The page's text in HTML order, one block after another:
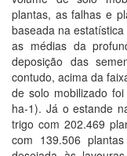
plantas, as falhas e
baseada na
as médias da
deposição das
contudo, acima da
de solo mobilizado
ha-1). Já o estande
trigo com 202.469
com 139.506